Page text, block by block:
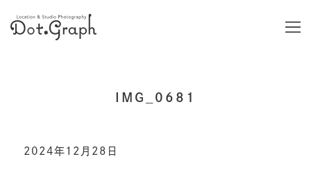
IMG_0681
2024年12月28日